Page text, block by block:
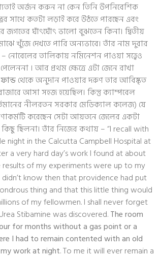
অর্জন করুন না কেন তিনি উপনিবেশিক
সাথে কতটা লড়াই করে উঠতে পারছেন এবং
জগতের ঘাঁৎঘোঁৎ ভালো বুঝতেন কিনা। দ্বিতীয়
খুঁজে দেখতে পারি অন্যভাবে। তাঁর নাম দুবার
তালিকায় নমিনেশন পাওয়া সত্ত্বেও
। আর প্রথম ক্ষেত্রে এটা জেনে রাখা
থেকে অনুদান পাওয়ার দরুণ তার আবিষ্কৃত
আসা সহজ হয়েছিল। কিন্তু ক্যাম্পবেল
নীলরতন সরকার মেডিক্যাল কলেজ) যে
করেছেন সেটা আয়তনে জেলের একটা
কিছু ছিলনা। তাঁর নিজের কথায় – “I recall with
night in the Calcutta Campbell Hospital at
a very hard day’s work I found at about
results of my experiments were up to my
know then that providence had put
thing and that this little thing would
of my fellowmen. I shall never forget
Stibamine was discovered.The room
for months without a gas point or a
I had to remain contented with an old
work at night. To me it will ever remain a